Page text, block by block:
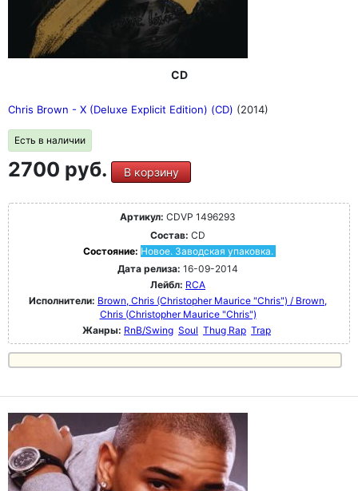
CD
Chris Brown - X (Deluxe Explicit Edition) (CD) (2014)
Есть в наличии
2700 руб. В корзину
Артикул: CDVP 1496293
Состав: CD
Состояние: Новое. Заводская упаковка.
Дата релиза: 16-09-2014
Лейбл: RCA
Исполнители: Brown, Chris (Christopher Maurice "Chris") / Brown,
Chris (Christopher Maurice "Chris")
Жанры: RnB/Swing Soul Thug Rap Trap